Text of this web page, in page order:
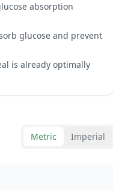
absorption
glucose and prevent
is already optimally
Metric Imperial